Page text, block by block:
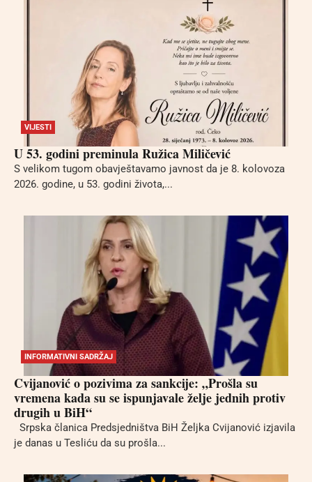
VIJESTI
U 53. godini preminula Ružica Miličević
S velikom tugom obavještavamo javnost da je 8. kolovoza
2026. godine, u 53. godini života,...
INFORMATIVNI SADRŽAJ
Cvijanović o pozivima za sankcije: „Prošla su
vremena kada su se ispunjavale želje jednih protiv
drugih u BiH“
Srpska članica Predsjedništva BiH Željka Cvijanović izjavila
je danas u Tesliću da su prošla...